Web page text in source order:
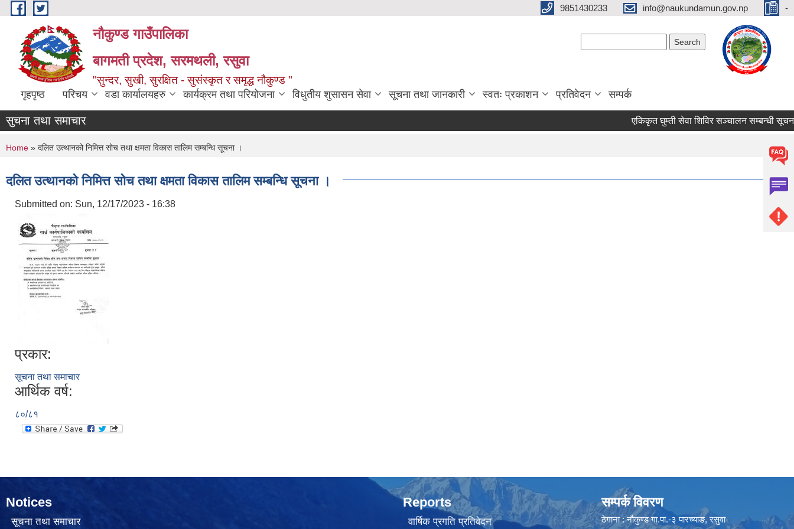
Skip to main content 9851430233 info@naukundamun.gov.np -
नौकुण्ड गाउँपालिका
बागमती प्रदेश, सरमथली, रसुवा
"सुन्दर, सुखी, सुरक्षित - सुसंस्कृत र समृद्ध नौकुण्ड "
गृहपृष्ठ परिचय वडा कार्यालयहरु कार्यक्रम तथा परियोजना विधुतीय शुसासन सेवा सूचना तथा जानकारी स्वतः प्रकाशन प्रतिवेदन सम्पर्क
सुचना तथा समाचार एकिकृत घुम्ती सेवा शिविर सञ्‍चालन सम्बन्धी सूचना
You are here
Home » दलित उत्थानको निमित्त सोच तथा क्षमता विकास तालिम सम्बन्धि सूचना ।
दलित उत्थानको निमित्त सोच तथा क्षमता विकास तालिम सम्बन्धि सूचना ।
Submitted on: Sun, 12/17/2023 - 16:38
प्रकार:
सूचना तथा समाचार
आर्थिक वर्ष:
८०/८१
Notices
सूचना तथा समाचार
Reports
वार्षिक प्रगति प्रतिवेदन
सम्पर्क विवरण
ठेगाना : नौकुण्ड गा.पा.-३ पारच्याङ, रसुवा